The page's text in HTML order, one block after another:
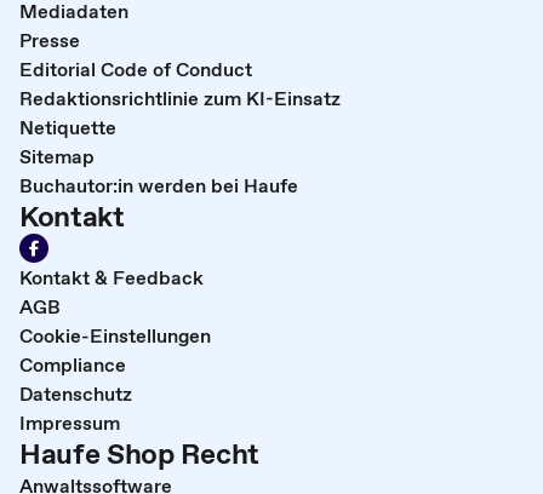
Mediadaten
Presse
Editorial Code of Conduct
Redaktionsrichtlinie zum KI-Einsatz
Netiquette
Sitemap
Buchautor:in werden bei Haufe
Kontakt
Kontakt & Feedback
AGB
Cookie-Einstellungen
Compliance
Datenschutz
Impressum
Haufe Shop Recht
Anwaltssoftware